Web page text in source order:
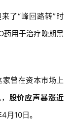
了“峰回路转”时
药用于治疗晚期黑
曾在资本市场上
股价应声暴涨近
月10日。